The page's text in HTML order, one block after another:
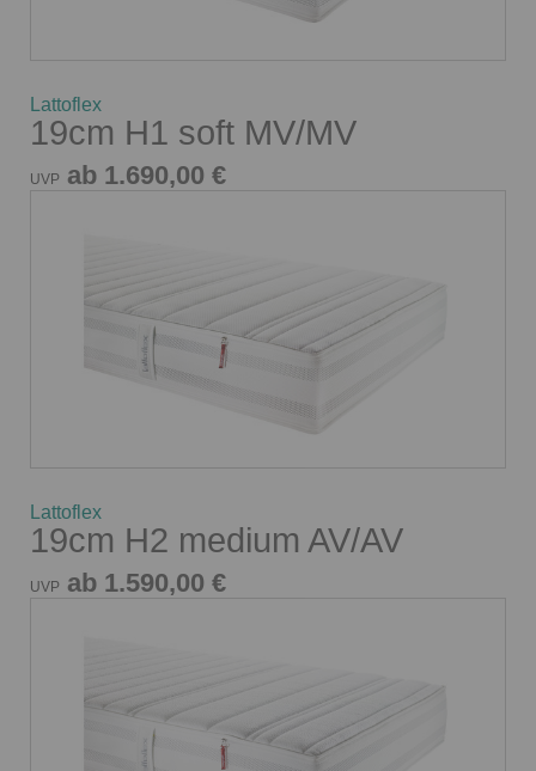
Lattoflex
19cm H1 soft MV/MV
UVP ab 1.690,00 €
Lattoflex
19cm H2 medium AV/AV
UVP ab 1.590,00 €